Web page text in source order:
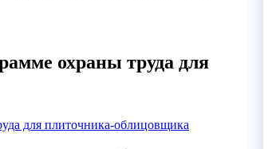
охраны труда для
для плиточника-облицовщика